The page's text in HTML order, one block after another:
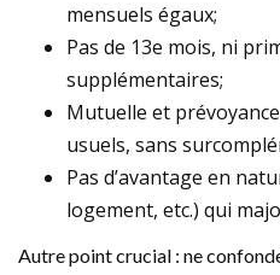
mensuels égaux;
Pas de 13e mois, ni
supplémentaires;
Mutuelle et
usuels, sans
Pas d’avantage en
logement, etc.) qui
Autre point crucial : ne